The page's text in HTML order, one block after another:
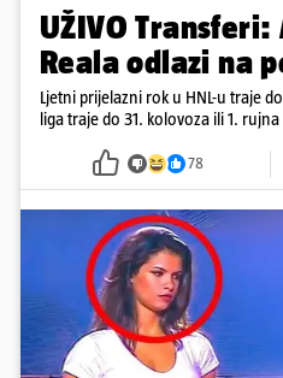
UŽIVO
Reala odlazi na
Ljetni prijelazni rok u HNL-u traje
liga traje do 31. kolovoza ili 1. rujna
78